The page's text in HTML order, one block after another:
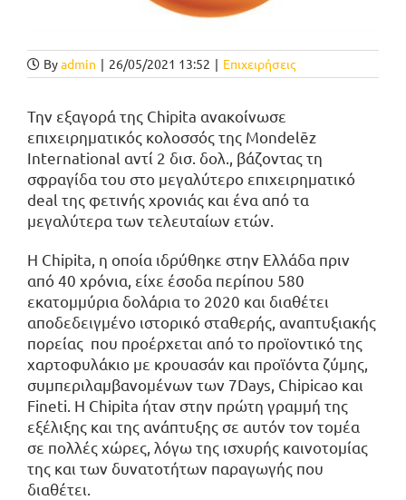
Byadmin | 26/05/2021 13:52 | Επιχειρήσεις
Την εξαγορά της Chipita ανακοίνωσε
επιχειρηματικός κολοσσός της Mondelēz
International αντί 2 δισ. δολ., βάζοντας τη
σφραγίδα του στο μεγαλύτερο επιχειρηματικό
deal της φετινής χρονιάς και ένα από τα
μεγαλύτερα των τελευταίων ετών.
Η Chipita, η οποία ιδρύθηκε στην Ελλάδα πριν
από 40 χρόνια, είχε έσοδα περίπου 580
εκατομμύρια δολάρια το 2020 και διαθέτει
αποδεδειγμένο ιστορικό σταθερής, αναπτυξιακής
πορείας που προέρχεται από το προϊοντικό της
χαρτοφυλάκιο με κρουασάν και προϊόντα ζύμης,
συμπεριλαμβανομένων των 7Days, Chipicao και
Fineti. Η Chipita ήταν στην πρώτη γραμμή της
εξέλιξης και της ανάπτυξης σε αυτόν τον τομέα
σε πολλές χώρες, λόγω της ισχυρής καινοτομίας
της και των δυνατοτήτων παραγωγής που
διαθέτει.